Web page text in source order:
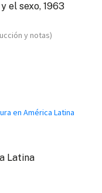
el sexo, 1963
y notas)
Latina